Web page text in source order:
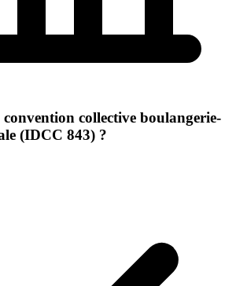
collective boulangerie-
(IDCC 843) ?